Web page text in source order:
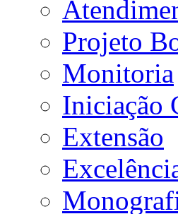
Projeto
Monitoria
Iniciação
Extensão